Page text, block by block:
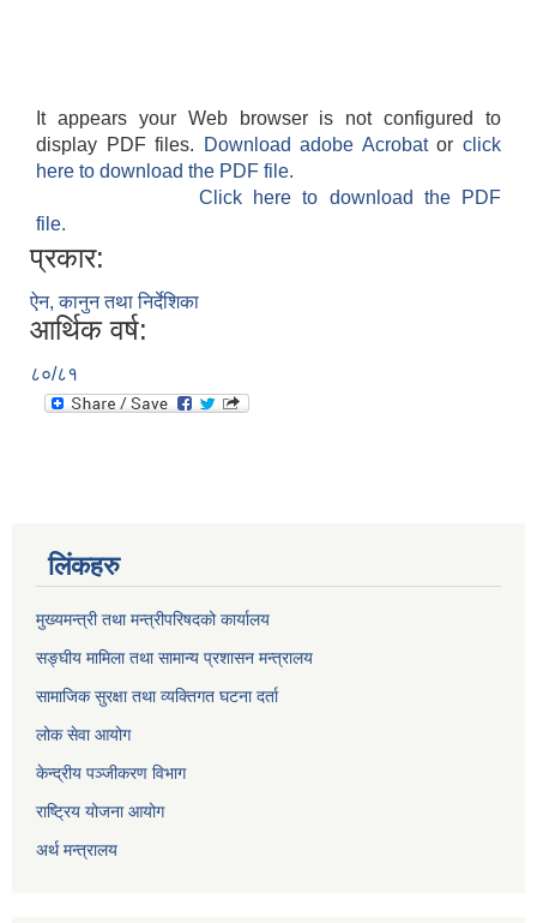
It appears your Web browser is not configured to
display PDF files.
Download adobe Acrobatorclick
here to download the PDF file.
Click here to download the PDF
file.
प्रकार:
ऐन, कानुन तथा निर्देशिका
आर्थिक वर्ष:
८०/८१
लिंकहरु
मुख्यमन्त्री तथा मन्त्रीपरिषदको कार्यालय
सङ्घीय मामिला तथा सामान्य प्रशासन मन्त्रालय
सामाजिक सुरक्षा तथा व्यक्तिगत घटना दर्ता
लोक सेवा आयोग
केन्द्रीय पञ्जीकरण विभाग
राष्ट्रिय योजना आयोग
अर्थ मन्त्रालय